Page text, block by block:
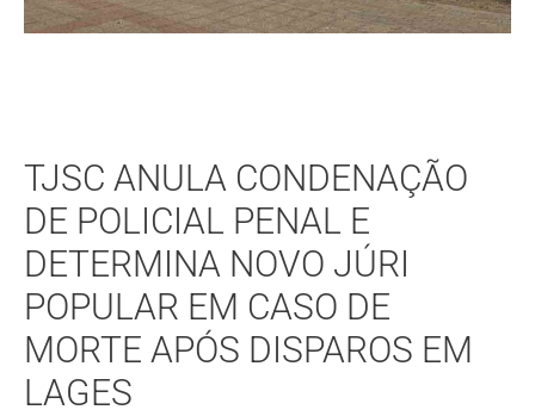
TJSC ANULA CONDENAÇÃO
DE POLICIAL PENAL E
DETERMINA NOVO JÚRI
POPULAR EM CASO DE
MORTE APÓS DISPAROS EM
LAGES